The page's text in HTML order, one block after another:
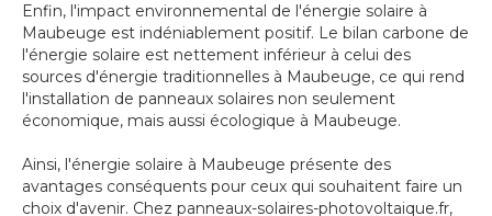
Enfin, l'impact environnemental de l'énergie solaire à
Maubeuge est indéniablement positif. Le bilan carbone de
l'énergie solaire est nettement inférieur à celui des
sources d'énergie traditionnelles à Maubeuge, ce qui rend
l'installation de panneaux solaires non seulement
économique, mais aussi écologique à Maubeuge.
Ainsi, l'énergie solaire à Maubeuge présente des
avantages conséquents pour ceux qui souhaitent faire un
choix d'avenir. Chez panneaux-solaires-photovoltaique.fr,